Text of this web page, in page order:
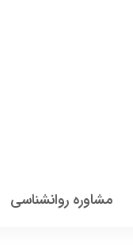
مشاوره روانشناسی